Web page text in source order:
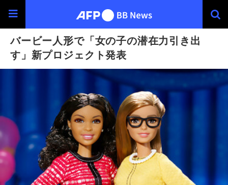
バービー人形で「女の子の潜在力引き出
す」新プロジェクト発表